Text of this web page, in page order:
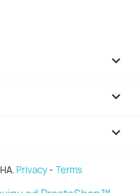



Privacy- Terms